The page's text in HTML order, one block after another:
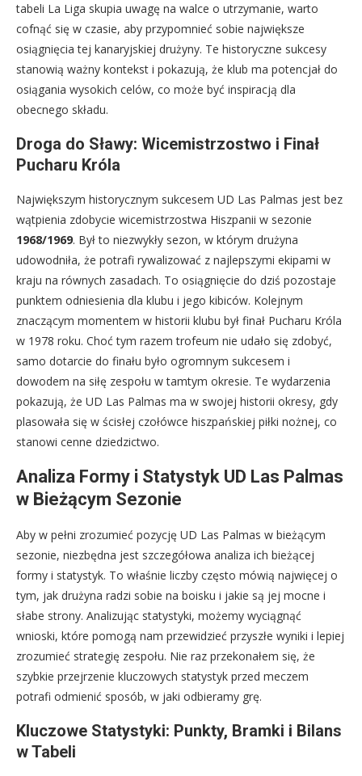
tabeli La Liga skupia uwagę na walce o utrzymanie, warto
cofnąć się w czasie, aby przypomnieć sobie największe
osiągnięcia tej kanaryjskiej drużyny. Te historyczne sukcesy
stanowią ważny kontekst i pokazują, że klub ma potencjał do
osiągania wysokich celów, co może być inspiracją dla
obecnego składu.
Droga do Sławy: Wicemistrzostwo i Finał
Pucharu Króla
Największym historycznym sukcesem UD Las Palmas jest bez
wątpienia zdobycie wicemistrzostwa Hiszpanii w sezonie
1968/1969. Był to niezwykły sezon, w którym drużyna
udowodniła, że potrafi rywalizować z najlepszymi ekipami w
kraju na równych zasadach. To osiągnięcie do dziś pozostaje
punktem odniesienia dla klubu i jego kibiców. Kolejnym
znaczącym momentem w historii klubu był finał Pucharu Króla
w 1978 roku. Choć tym razem trofeum nie udało się zdobyć,
samo dotarcie do finału było ogromnym sukcesem i
dowodem na siłę zespołu w tamtym okresie. Te wydarzenia
pokazują, że UD Las Palmas ma w swojej historii okresy, gdy
plasowała się w ścisłej czołówce hiszpańskiej piłki nożnej, co
stanowi cenne dziedzictwo.
Analiza Formy i Statystyk UD Las Palmas
w Bieżącym Sezonie
Aby w pełni zrozumieć pozycję UD Las Palmas w bieżącym
sezonie, niezbędna jest szczegółowa analiza ich bieżącej
formy i statystyk. To właśnie liczby często mówią najwięcej o
tym, jak drużyna radzi sobie na boisku i jakie są jej mocne i
słabe strony. Analizując statystyki, możemy wyciągnąć
wnioski, które pomogą nam przewidzieć przyszłe wyniki i lepiej
zrozumieć strategię zespołu. Nie raz przekonałem się, że
szybkie przejrzenie kluczowych statystyk przed meczem
potrafi odmienić sposób, w jaki odbieramy grę.
Kluczowe Statystyki: Punkty, Bramki i Bilans
w Tabeli